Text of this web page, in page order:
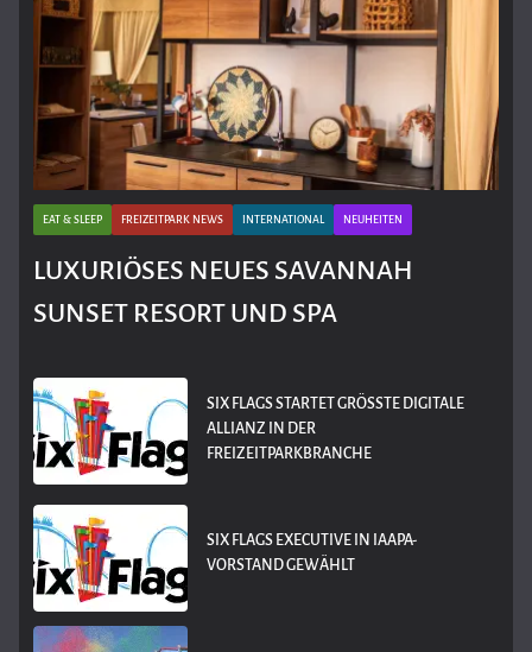
EAT & SLEEP FREIZEITPARK NEWS INTERNATIONAL NEUHEITEN
LUXURIÖSES NEUES SAVANNAH
SUNSET RESORT UND SPA
SIX FLAGS STARTET GRÖSSTE DIGITALE A
LLIANZ IN DER F
REIZEITPARKBRANCHE
SIX FLAGS EXECUTIVE IN IAAPA-
VORSTAND GEWÄHLT